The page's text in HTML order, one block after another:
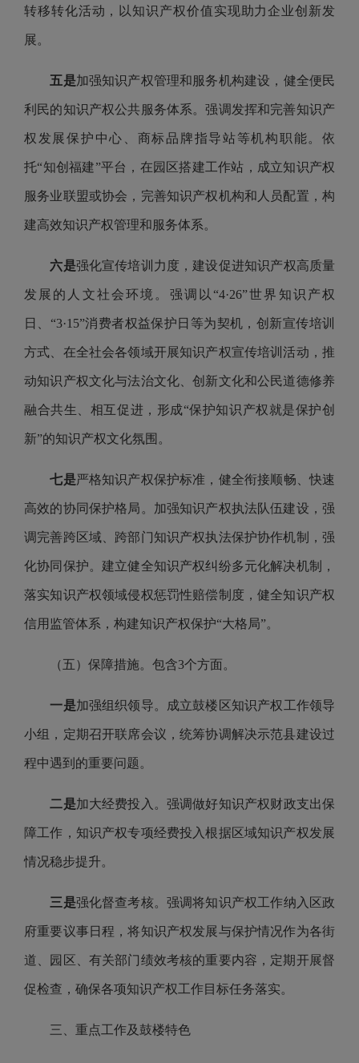
转移转化活动，以知识产权价值实现助力企业创新发
展。
五是加强知识产权管理和服务机构建设，健全便民
利民的知识产权公共服务体系。强调发挥和完善知识产
权发展保护中心、商标品牌指导站等机构职能。依
托“知创福建”平台，在园区搭建工作站，成立知识产权
服务业联盟或协会，完善知识产权机构和人员配置，构
建高效知识产权管理和服务体系。
六是强化宣传培训力度，建设促进知识产权高质量
发展的人文社会环境。强调以“4·26”世界知识产权
日、“3·15”消费者权益保护日等为契机，创新宣传培训
方式、在全社会各领域开展知识产权宣传培训活动，推
动知识产权文化与法治文化、创新文化和公民道德修养
融合共生、相互促进，形成“保护知识产权就是保护创
新”的知识产权文化氛围。
七是严格知识产权保护标准，健全衔接顺畅、快速
高效的协同保护格局。加强知识产权执法队伍建设，强
调完善跨区域、跨部门知识产权执法保护协作机制，强
化协同保护。建立健全知识产权纠纷多元化解决机制，
落实知识产权领域侵权惩罚性赔偿制度，健全知识产权
信用监管体系，构建知识产权保护“大格局”。
（五）保障措施。包含3个方面。
一是加强组织领导。成立鼓楼区知识产权工作领导
小组，定期召开联席会议，统筹协调解决示范县建设过
程中遇到的重要问题。
二是加大经费投入。强调做好知识产权财政支出保
障工作，知识产权专项经费投入根据区域知识产权发展
情况稳步提升。
三是强化督查考核。强调将知识产权工作纳入区政
府重要议事日程，将知识产权发展与保护情况作为各街
道、园区、有关部门绩效考核的重要内容，定期开展督
促检查，确保各项知识产权工作目标任务落实。
三、重点工作及鼓楼特色